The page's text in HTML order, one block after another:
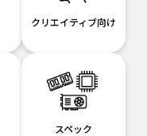
クリエイティブ向け
スペック